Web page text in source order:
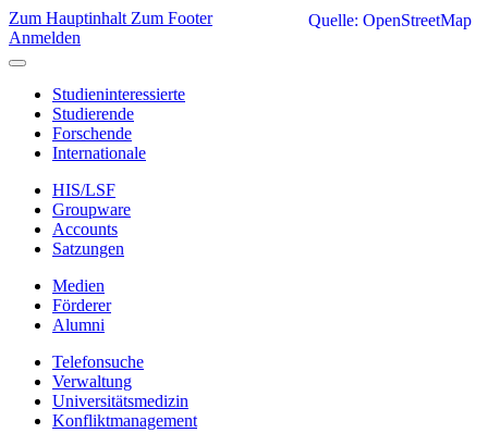
Zum Hauptinhalt Zum Footer
Anmelden
Studieninteressierte
Studierende
Forschende
Internationale
HIS/LSF
Groupware
Accounts
Satzungen
Medien
Förderer
Alumni
Telefonsuche
Verwaltung
Universitätsmedizin
Konfliktmanagement
Quelle: OpenStreetMap